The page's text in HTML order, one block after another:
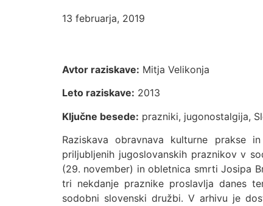
13 februarja, 2019
Avtor raziskave: Mitja Velikonja
Leto raziskave: 2013
Ključne besede: prazniki, jugonostalgija,
Raziskava obravnava kulturne prakse
priljubljenih jugoslovanskih praznikov v
(29. november) in obletnica smrti Josipa
tri nekdanje praznike proslavlja danes
sodobni slovenski družbi. V arhivu je